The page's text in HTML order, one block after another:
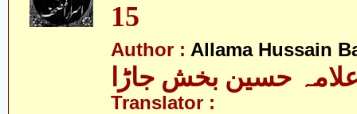
15
Author : Allama Hussain
حسین بخش جاڑا
Translator :